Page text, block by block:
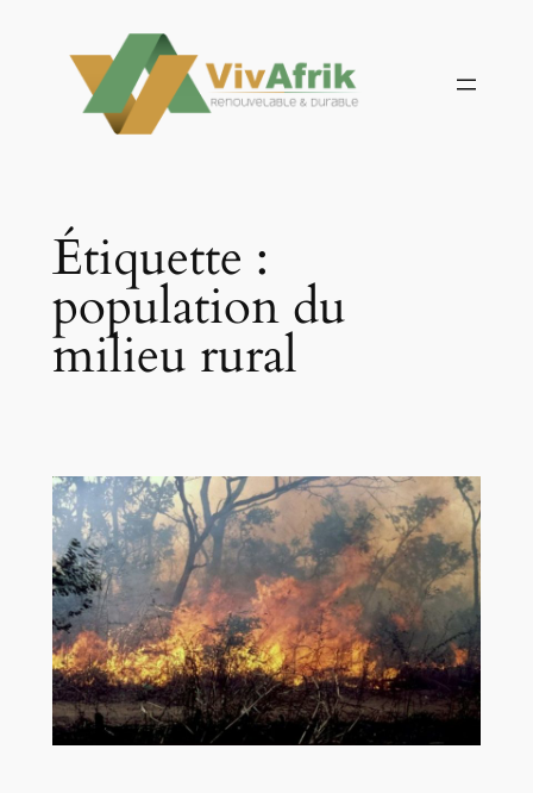
contenu
Étiquette :
population du
milieu rural